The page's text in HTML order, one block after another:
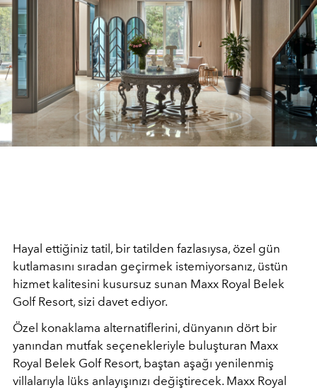
Hayal ettiğiniz tatil, bir tatilden fazlasıysa, özel gün
kutlamasını sıradan geçirmek istemiyorsanız, üstün
hizmet kalitesini kusursuz sunan Maxx Royal Belek
Golf Resort, sizi davet ediyor.
Özel konaklama alternatiflerini, dünyanın dört bir
yanından mutfak seçenekleriyle buluşturan Maxx
Royal Belek Golf Resort, baştan aşağı yenilenmiş
villalarıyla lüks anlayışınızı değiştirecek. Maxx Royal